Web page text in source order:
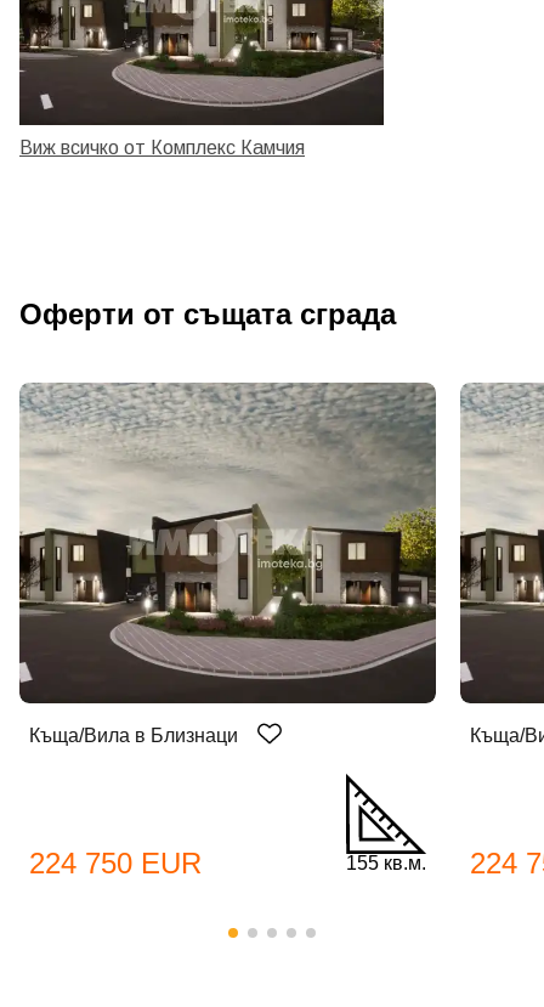
Вход Регистрация
Виж всичко от Комплекс Камчия
Оферти от същата сграда
Къща/Вила в Близнаци
224 750 EUR 155 кв.м.
Къща/
224
Име*